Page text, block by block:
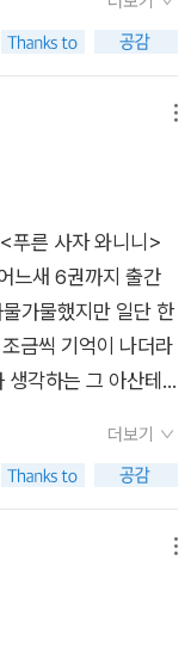
감당하는 것도 기시
야 한다는 강박이
과정이 뭉클했다. 내
다. 와니니 시리즈
아니다. 이번에도 역
기 누도 바로 달릴
대단하다고 생각한
죽만 남기고 깨끗하
계와 각 동물의 역
물론 새와 원숭이가
중심적이고 선입견
다는 것만 잘 설명
하고 싶어 하는 원
서 말도 많고 흥겨운
산 유통하는 인간들
말 멋지다. 어린 생
푸른 사자 와니니>
느새 6권까지 출간
가물했지만 일단 한
금씩 기억이 나더라
각하는 그 아산테
아가셨는데 말이에
름을 용맹한 아산
수사자의 삶을 아산
을 내디딘 두 수사자
데요.누구보다 자랑
더보기